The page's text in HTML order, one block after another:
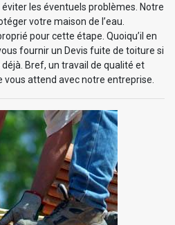
les éventuels problèmes. Notre
votre maison de l’eau.
pour cette étape. Quoiqu’il en
fournir un Devis fuite de toiture si
Bref, un travail de qualité et
attend avec notre entreprise.